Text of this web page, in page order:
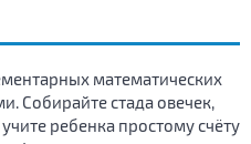
математических
Собирайте стада овечек,
ребенка простому счёту